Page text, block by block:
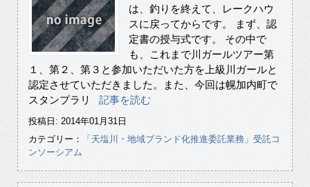
は、釣りを終えて、レークハウ
スに戻ってからです。 まず、認
定書の授与式です。 その中で
も、これまで川ガールツアー第
１、第２、第３と参加いただいた方を上級川ガールと
認定させていただきました。また、今回は幌加内町で
スタンプラリ
記事を読む
投稿日: 2014年01月31日
カテゴリー：
「天塩川・地域ブランド化推進委託業務」受託コ
ンソーシアム